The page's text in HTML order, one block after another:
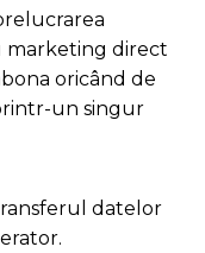
direct
oricând de
un singur
datelor